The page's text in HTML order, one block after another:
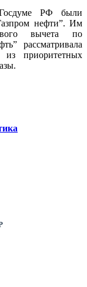
РФ были
нефти”. Им
вычета по
рассматривала
приоритетных